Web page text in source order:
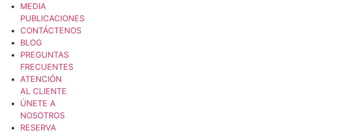
MEDIA
PUBLICACIONES
CONTÁCTENOS
BLOG
PREGUNTAS
FRECUENTES
ATENCIÓN
AL CLIENTE
ÚNETE A
NOSOTROS
RESERVA